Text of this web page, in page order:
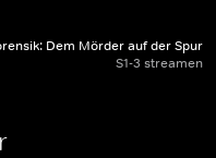
Dem Mörder auf der Spur
S1-3 streamen